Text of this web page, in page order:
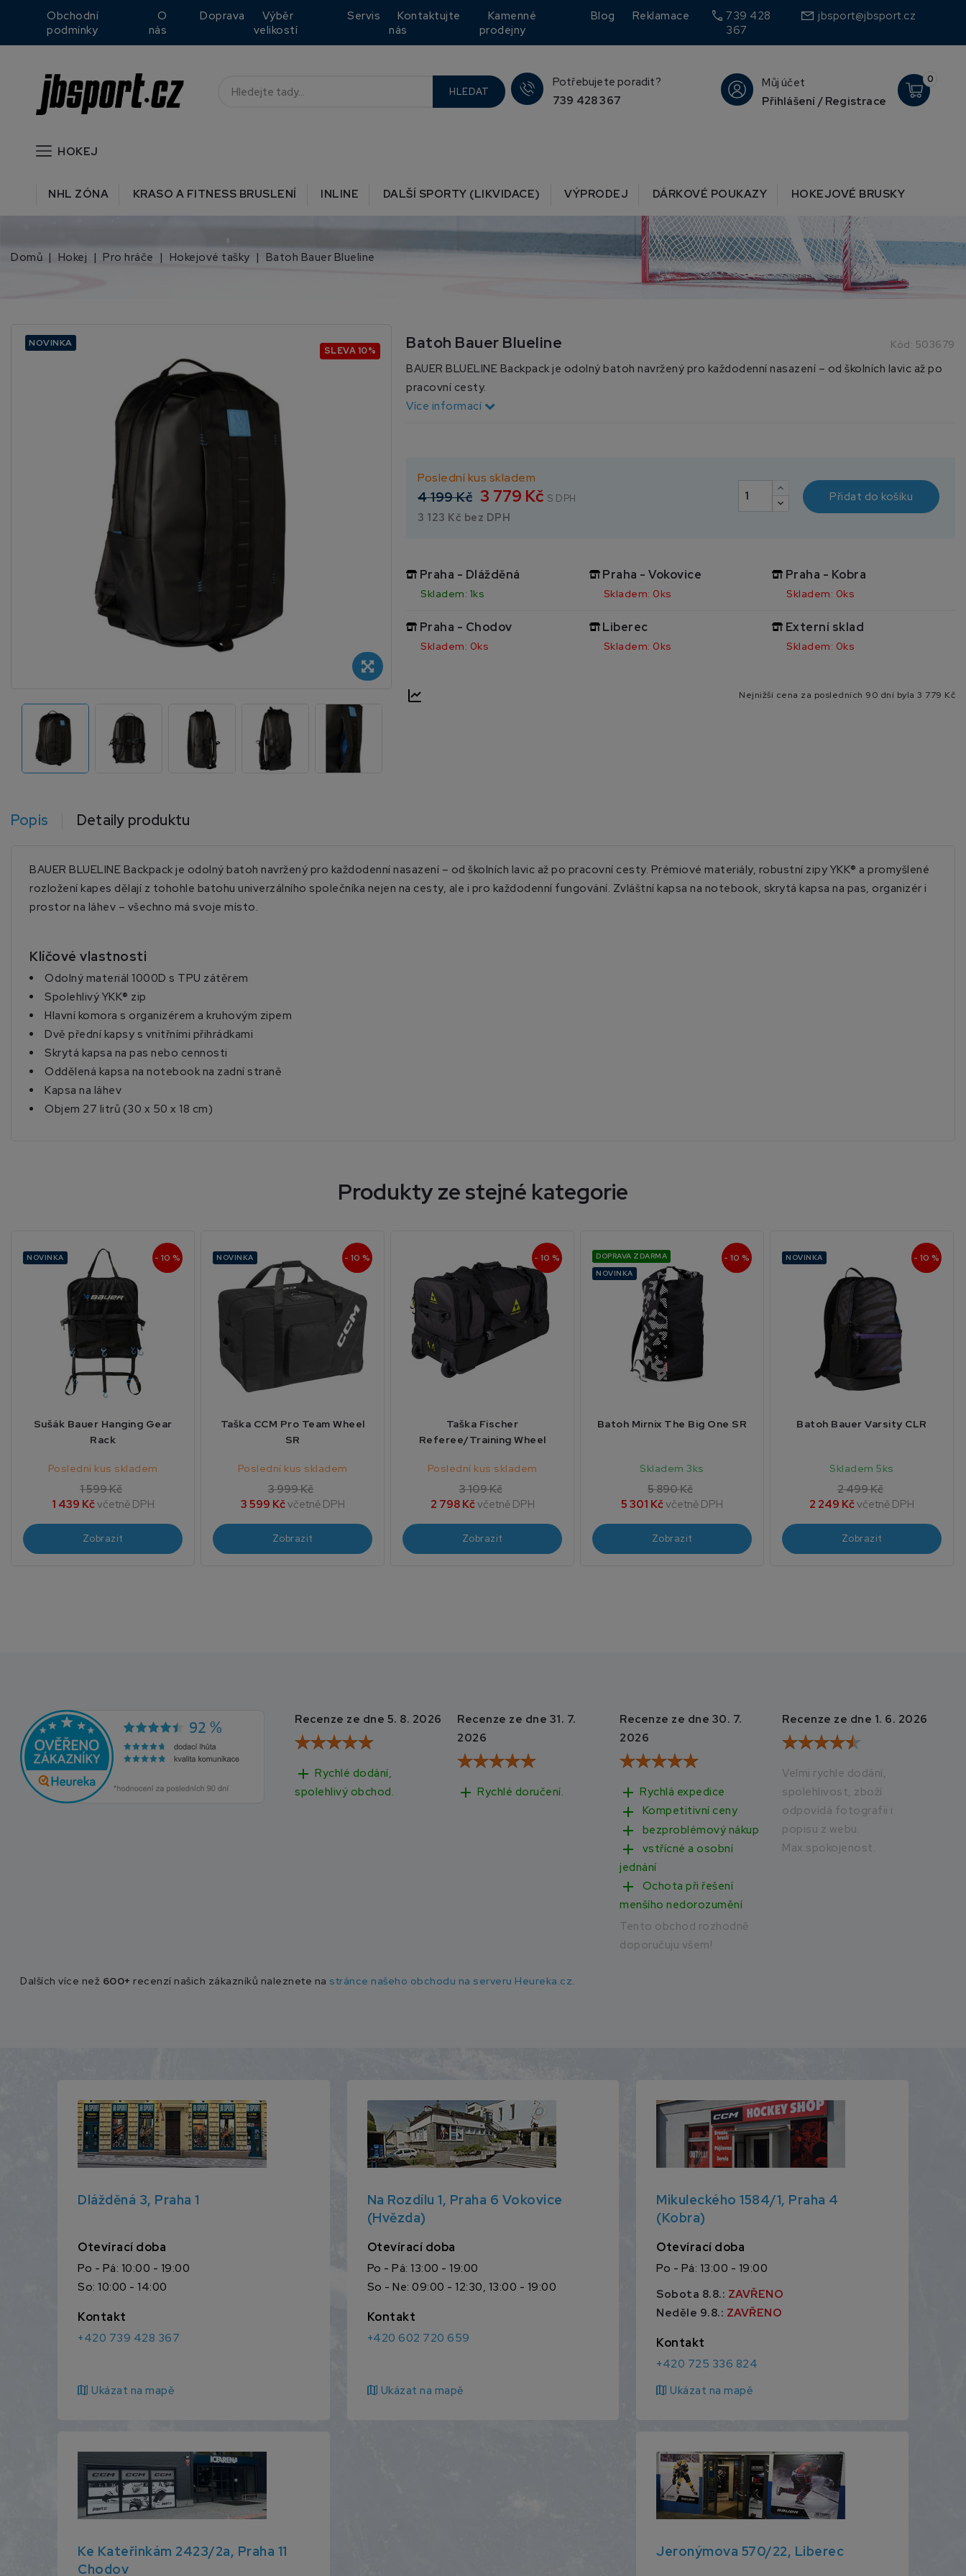
Obchodní
podmínky
O
nás
Doprava
Výběr
velikostí
Servis
Kontaktujte
nás
Kamenné
prodejny
Blog Reklamace call 739 428
367
jbsport@jbsport.cz
0
Můj účet
Přihlášení / Registrace
HLEDAT
Potřebujete poradit?
739 428 367
HOKEJ
NHL ZÓNA KRASO A FITNESS BRUSLENÍ INLINE DALŠÍ SPORTY (LIKVIDACE) VÝPRODEJ DÁRKOVÉ POUKAZY HOKEJOVÉ BRUSKY
Domů Hokej Pro hráče Hokejové tašky Batoh Bauer Blueline
NOVINKA
SLEVA 10% Batoh Bauer Blueline Kód: 503679
BAUER BLUELINE Backpack je odolný batoh navržený pro každodenní nasazení – od školních lavic až po
pracovní cesty.
Více informací
Poslední kus skladem
4 199 Kč 3 779 Kč S DPH
3 123 Kč bez DPH
Přidat do košíku
Praha - Dlážděná
Skladem: 1ks
Praha - Vokovice
Skladem: 0ks
Praha - Kobra
Skladem: 0ks
Praha - Chodov
Skladem: 0ks
Liberec
Skladem: 0ks
Externí sklad
Skladem: 0ks
Nejnižší cena za posledních 90 dní byla 3 779 Kč
Popis Detaily produktu
BAUER BLUELINE Backpack je odolný batoh navržený pro každodenní nasazení – od školních lavic až po pracovní cesty. Prémiové materiály, robustní zipy YKK® a promyšlené
rozložení kapes dělají z tohohle batohu univerzálního společníka nejen na cesty, ale i pro každodenní fungování. Zvláštní kapsa na notebook, skrytá kapsa na pas, organizér i
prostor na láhev – všechno má svoje místo.
Klíčové vlastnosti
Odolný materiál 1000D s TPU zátěrem
Spolehlivý YKK® zip
Hlavní komora s organizérem a kruhovým zipem
Dvě přední kapsy s vnitřními přihrádkami
Skrytá kapsa na pas nebo cennosti
Oddělená kapsa na notebook na zadní straně
Kapsa na láhev
Objem 27 litrů (30 x 50 x 18 cm)
Produkty ze stejné kategorie
NOVINKA - 10 %
Sušák Bauer Hanging Gear
Rack
Poslední kus skladem
1 599 Kč
1 439 Kčvčetně DPH
Zobrazit
NOVINKA - 10 %
Taška CCM Pro Team Wheel
SR
Poslední kus skladem
3 999 Kč
3 599 Kčvčetně DPH
Zobrazit
- 10 %
Taška Fischer
Referee/Training Wheel
Poslední kus skladem
3 109 Kč
2 798 Kčvčetně DPH
Zobrazit
DOPRAVA ZDARMA
NOVINKA
- 10 %
Batoh Mirnix The Big One SR
Skladem 3ks
5 890 Kč
5 301 Kčvčetně DPH
Zobrazit
NOVINKA - 10 %
Batoh Bauer Varsity CLR
Skladem 5ks
2 499 Kč
2 249 Kčvčetně DPH
Zobrazit
Recenze ze dne 5. 8. 2026
add Rychlé dodání,
spolehlivý obchod.
Recenze ze dne 31. 7.
2026
add Rychlé doručení.
Recenze ze dne 30. 7.
2026
add Rychlá expedice
add Kompetitivní ceny
add bezproblémový nákup
add
vstřícné a osobní
jednání
add
Ochota při řešení
menšího nedorozumění
Tento obchod rozhodně
doporučuju všem!
Recenze ze dne 1. 6. 2026
Velmi rychle dodání,
spolehlivost, zboží
odpovídá fotografii i
popisu z webu.
Max.spokojenost.
Dalších více než 600+ recenzí našich zákazníků naleznete na stránce našeho obchodu na serveru Heureka.cz.
Dlážděná 3, Praha 1
Otevírací doba
Po - Pá: 10:00 - 19:00
So: 10:00 - 14:00
Kontakt
+420 739 428 367
map Ukázat na mapě
Na Rozdílu 1, Praha 6 Vokovice
(Hvězda)
Otevírací doba
Po - Pá: 13:00 - 19:00
So - Ne: 09:00 - 12:30, 13:00 - 19:00
Kontakt
+420 602 720 659
map Ukázat na mapě
Mikuleckého 1584/1, Praha 4
(Kobra)
Otevírací doba
Po - Pá: 13:00 - 19:00
Sobota 8.8.: ZAVŘENO
Neděle 9.8.: ZAVŘENO
Kontakt
+420 725 336 824
map Ukázat na mapě
Ke Kateřinkám 2423/2a, Praha 11
Chodov
Jeronýmova 570/22, Liberec